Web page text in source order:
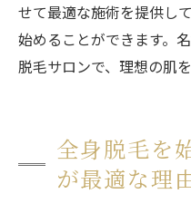
せて最適な施術を提供し
始めることができます。
脱毛サロンで、理想の肌
全身脱毛を
が最適な理